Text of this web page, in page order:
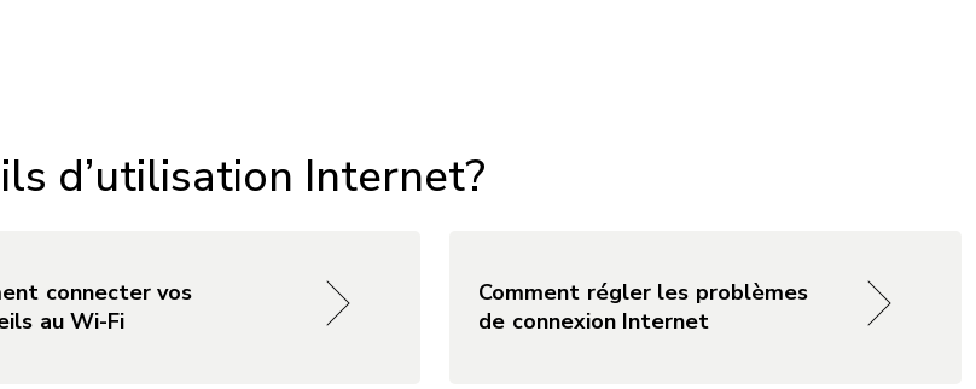
d’utilisation Internet?
connecter vos
au Wi-Fi
Comment régler les problèmes
de connexion Internet